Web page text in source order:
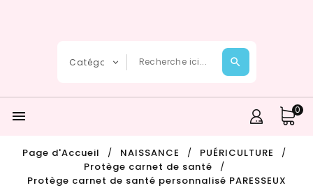
 0
Page d'Accueil NAISSANCE
PUÉRICULTURE
Protège carnet de santé
Protège carnet de santé personnalisé PARESSEUX